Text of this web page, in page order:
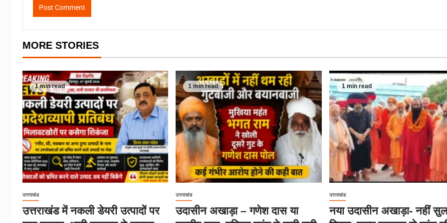
MORE STORIES
1 min read
उत्तराखंड
उत्तराखंड में नकली डेयरी उत्पादों पर
1 min read
उत्तराखंड
उदासीन अखाड़ा – गणेश दास या
1 min read
उत्तराखंड
नया उदासीन अखाड़ा- नहीं